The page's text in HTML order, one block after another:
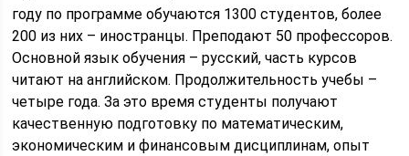
году по программе обучаются 1300 студентов, более
200 из них – иностранцы. Преподают 50 профессоров.
Основной язык обучения – русский, часть курсов
читают на английском. Продолжительность учебы –
четыре года. За это время студенты получают
качественную подготовку по математическим,
экономическим и финансовым дисциплинам, опыт